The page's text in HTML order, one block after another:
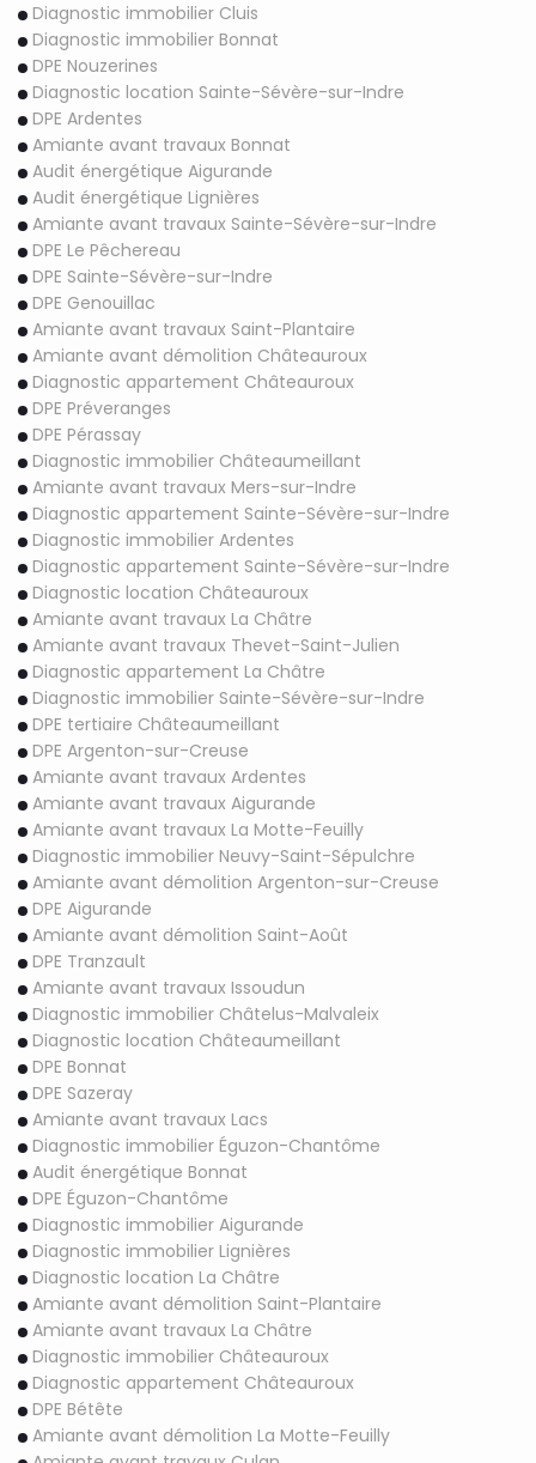
Diagnostic immobilier Cluis
Diagnostic immobilier Bonnat
DPE Nouzerines
Diagnostic location Sainte-Sévère-sur-Indre
DPE Ardentes
Amiante avant travaux Bonnat
Audit énergétique Aigurande
Audit énergétique Lignières
Amiante avant travaux Sainte-Sévère-sur-Indre
DPE Le Pêchereau
DPE Sainte-Sévère-sur-Indre
DPE Genouillac
Amiante avant travaux Saint-Plantaire
Amiante avant démolition Châteauroux
Diagnostic appartement Châteauroux
DPE Préveranges
DPE Pérassay
Diagnostic immobilier Châteaumeillant
Amiante avant travaux Mers-sur-Indre
Diagnostic appartement Sainte-Sévère-sur-Indre
Diagnostic immobilier Ardentes
Diagnostic appartement Sainte-Sévère-sur-Indre
Diagnostic location Châteauroux
Amiante avant travaux La Châtre
Amiante avant travaux Thevet-Saint-Julien
Diagnostic appartement La Châtre
Diagnostic immobilier Sainte-Sévère-sur-Indre
DPE tertiaire Châteaumeillant
DPE Argenton-sur-Creuse
Amiante avant travaux Ardentes
Amiante avant travaux Aigurande
Amiante avant travaux La Motte-Feuilly
Diagnostic immobilier Neuvy-Saint-Sépulchre
Amiante avant démolition Argenton-sur-Creuse
DPE Aigurande
Amiante avant démolition Saint-Août
DPE Tranzault
Amiante avant travaux Issoudun
Diagnostic immobilier Châtelus-Malvaleix
Diagnostic location Châteaumeillant
DPE Bonnat
DPE Sazeray
Amiante avant travaux Lacs
Diagnostic immobilier Éguzon-Chantôme
Audit énergétique Bonnat
DPE Éguzon-Chantôme
Diagnostic immobilier Aigurande
Diagnostic immobilier Lignières
Diagnostic location La Châtre
Amiante avant démolition Saint-Plantaire
Amiante avant travaux La Châtre
Diagnostic immobilier Châteauroux
Diagnostic appartement Châteauroux
DPE Bétête
Amiante avant démolition La Motte-Feuilly